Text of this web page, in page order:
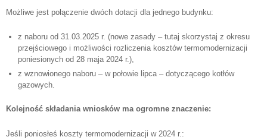
Możliwe jest połączenie dwóch dotacji dla jednego budynku:
z naboru od 31.03.2025 r. (nowe zasady – tutaj skorzystaj z okresu
przejściowego i możliwości rozliczenia kosztów termomodernizacji
poniesionych od 28 maja 2024 r.),
z wznowionego naboru – w połowie lipca – dotyczącego kotłów
gazowych.
Kolejność składania wniosków ma ogromne znaczenie:
Jeśli poniosłeś koszty termomodernizacji w 2024 r.: